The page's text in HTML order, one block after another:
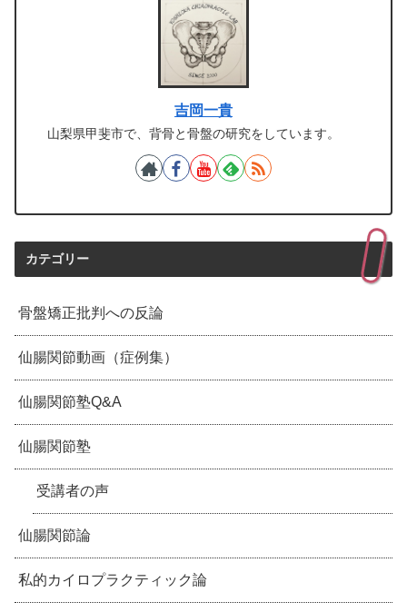
吉岡一貴
山梨県甲斐市で、背骨と骨盤の研究をしています。
カテゴリー
骨盤矯正批判への反論
仙腸関節動画（症例集）
仙腸関節塾Q&A
仙腸関節塾
受講者の声
仙腸関節論
私的カイロプラクティック論